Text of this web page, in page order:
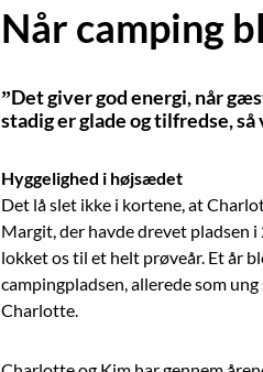
Når camping
”Det giver god energi, når
stadig er glade og tilfredse,
Hyggelighed i højsædet
Det lå slet ikke i kortene, at
Margit, der havde drevet pladsen
lokket os til et helt prøveår. Et år
campingpladsen, allerede som
Charlotte.